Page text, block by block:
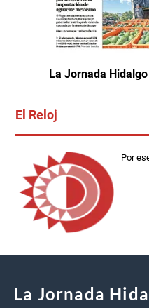
La Jornada
El Reloj
Por
La Jornada